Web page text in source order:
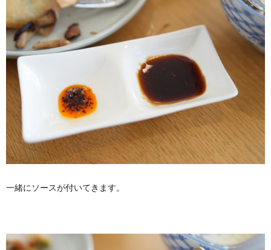
一緒にソースが付いてきます。